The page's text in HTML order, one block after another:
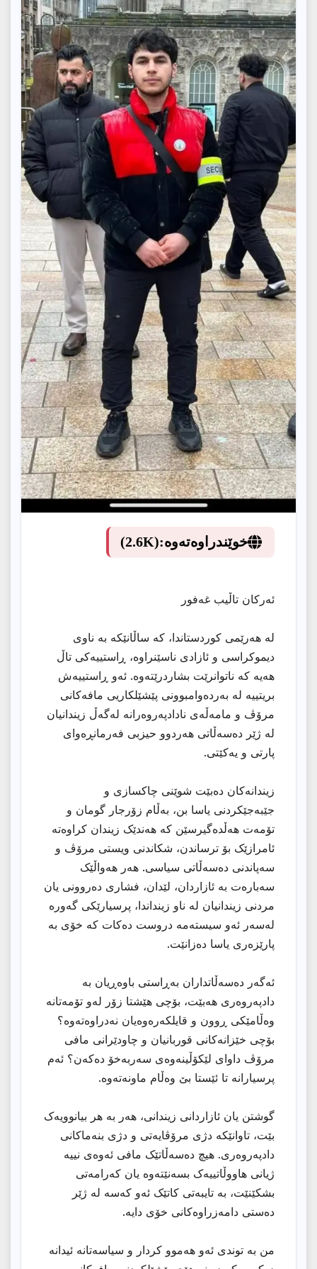
خوێندراوەتەوە:(2.6K)
ئەرکان تاڵیب غەفور
لە هەرێمی کوردستاندا، کە ساڵانێکە بە ناوی
دیموکراسی و ئازادی ناسێنراوە، ڕاستییەکی تاڵ
هەیە کە ناتوانرێت بشاردرێتەوە. ئەو ڕاستییەش
بریتییە لە بەردەوامبوونی پێشێلکاریی مافەکانی
مرۆڤ و مامەڵەی نادادپەروەرانە لەگەڵ زیندانیان
لە ژێر دەسەڵاتی هەردوو حیزبی فەرمانڕەوای
پارتی و یەکێتی.
زیندانەکان دەبێت شوێنی چاکسازی و
جێبەجێکردنی یاسا بن، بەڵام زۆرجار گومان و
تۆمەت هەڵدەگیرسێن کە هەندێک زیندان کراوەتە
ئامرازێک بۆ ترساندن، شکاندنی ویستی مرۆڤ و
سەپاندنی دەسەڵاتی سیاسی. هەر هەواڵێک
سەبارەت بە ئازاردان، لێدان، فشاری دەروونی یان
مردنی زیندانیان لە ناو زینداندا، پرسیارێکی گەورە
لەسەر ئەو سیستەمە دروست دەکات کە خۆی بە
پارێزەری یاسا دەزانێت.
ئەگەر دەسەڵاتداران بەڕاستی باوەڕیان بە
دادپەروەری هەبێت، بۆچی هێشتا زۆر لەو تۆمەتانە
وەڵامێکی ڕوون و قایلکەرەوەیان نەدراوەتەوە؟
بۆچی خێزانەکانی قوربانیان و چاودێرانی مافی
مرۆڤ داوای لێکۆڵینەوەی سەربەخۆ دەکەن؟ ئەم
پرسیارانە تا ئێستا بێ وەڵام ماونەتەوە.
گوشتن یان ئازاردانی زیندانی، هەر بە هر بیانوویەک
بێت، تاوانێکە دژی مرۆڤایەتی و دژی بنەماکانی
دادپەروەری. هیچ دەسەڵاتێک مافی ئەوەی نییە
ژیانی هاووڵاتییەک بسەنێتەوە یان کەرامەتی
بشکێنێت، بە تایبەتی کاتێک ئەو کەسە لە ژێر
دەستی دامەزراوەکانی خۆی دایە.
من بە توندی ئەو هەموو کردار و سیاسەتانە ئیدانە